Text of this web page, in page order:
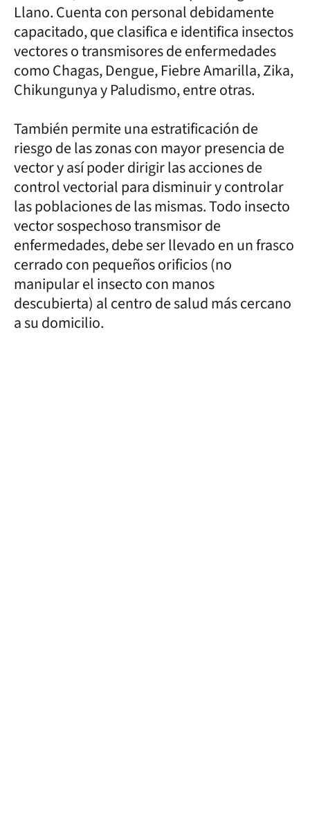
Llano. Cuenta con personal debidamente
capacitado, que clasifica e identifica insectos
vectores o transmisores de enfermedades
como Chagas, Dengue, Fiebre Amarilla, Zika,
Chikungunya y Paludismo, entre otras.
También permite una estratificación de
riesgo de las zonas con mayor presencia de
vector y así poder dirigir las acciones de
control vectorial para disminuir y controlar
las poblaciones de las mismas. Todo insecto
vector sospechoso transmisor de
enfermedades, debe ser llevado en un frasco
cerrado con pequeños orificios (no
manipular el insecto con manos
descubierta) al centro de salud más cercano
a su domicilio.